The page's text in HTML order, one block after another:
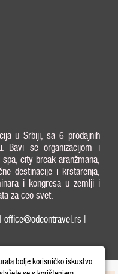
u Srbiji, sa 6 prodajnih
. Bavi se organizacijom i
city break aranžmana,
destinacije i krstarenja,
i kongresa u zemlji i
za ceo svet.
|
bolje korisničko iskustvo